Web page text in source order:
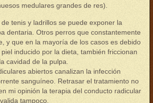
medulares grandes de res).
tenis y ladrillos se puede exponer la
dentaria. Otros perros que constantemente
y que en la mayoría de los casos es debido
inducido por la dieta, también friccionan
cavidad de la pulpa.
abiertos canalizan la infección
sanguíneo. Retrasar el tratamiento no
mi opinión la terapia del conducto radicular
tampoco.